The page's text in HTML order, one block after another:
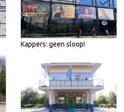
Kappers: geen sloop!